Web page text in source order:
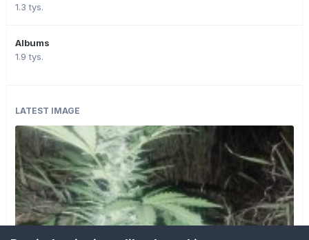
1.3 tys.
Albums
1.9 tys.
LATEST IMAGE